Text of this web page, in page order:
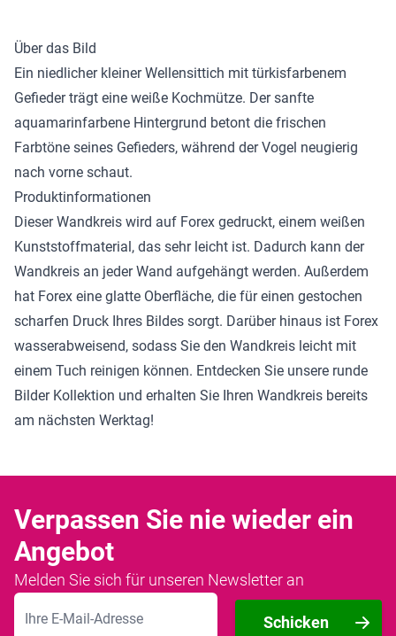
Über das Bild
Ein niedlicher kleiner Wellensittich mit türkisfarbenem
Gefieder trägt eine weiße Kochmütze. Der sanfte
aquamarinfarbene Hintergrund betont die frischen
Farbtöne seines Gefieders, während der Vogel neugierig
nach vorne schaut.
Produktinformationen
Dieser Wandkreis wird auf Forex gedruckt, einem weißen
Kunststoffmaterial, das sehr leicht ist. Dadurch kann der
Wandkreis an jeder Wand aufgehängt werden. Außerdem
hat Forex eine glatte Oberfläche, die für einen gestochen
scharfen Druck Ihres Bildes sorgt. Darüber hinaus ist Forex
wasserabweisend, sodass Sie den Wandkreis leicht mit
einem Tuch reinigen können. Entdecken Sie unsere runde
Bilder Kollektion und erhalten Sie Ihren Wandkreis bereits
am nächsten Werktag!
Verpassen Sie nie wieder ein
Angebot
Melden Sie sich für unseren Newsletter an
E-Mailadresse
Schicken